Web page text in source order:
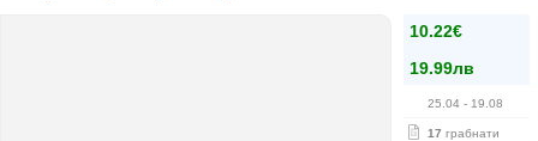
10.22€
19.99лв
25.04 - 19.08
17 грабнати